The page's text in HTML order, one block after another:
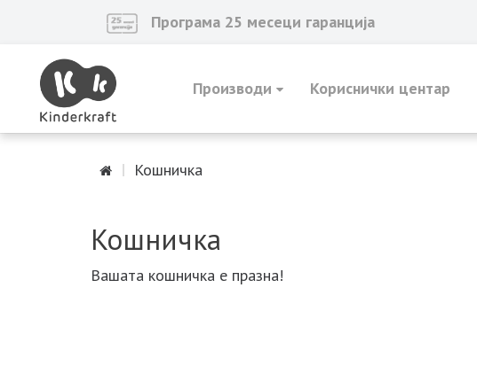
Програма 25 месеци гаранција
Производи Кориснички центар
Кошничка
Кошничка
Вашата кошничка е празна!